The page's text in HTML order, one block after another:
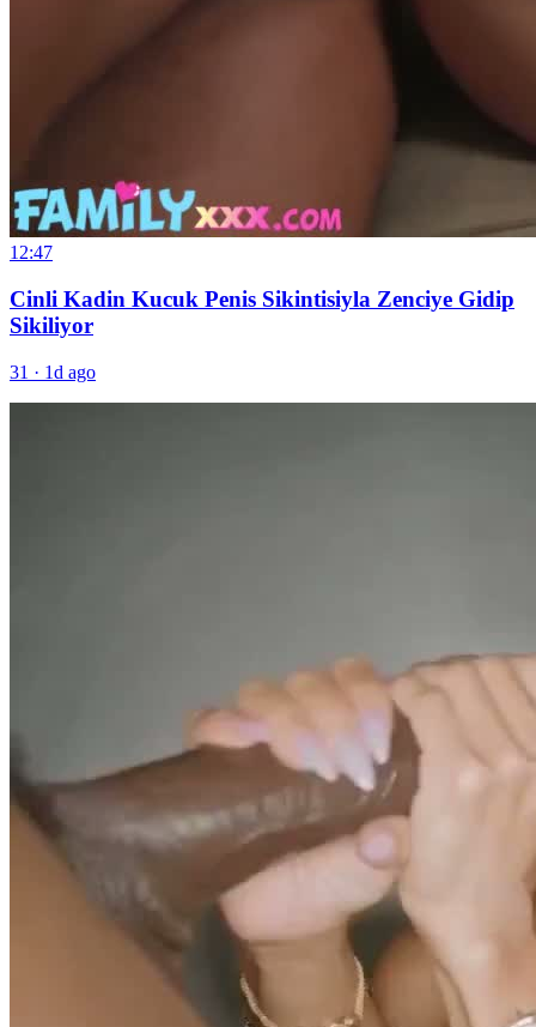
12:47
Cinli Kadin Kucuk Penis Sikintisiyla Zenciye Gidip
Sikiliyor
31 · 1d ago